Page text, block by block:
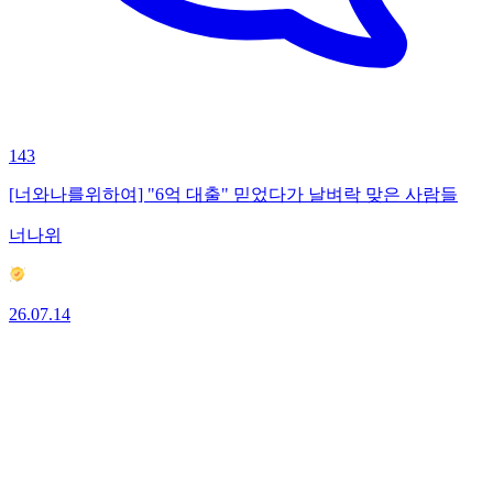
143
[너와나를위하여] "6억 대출" 믿었다가 날벼락 맞은 사람들
너나위
26.07.14